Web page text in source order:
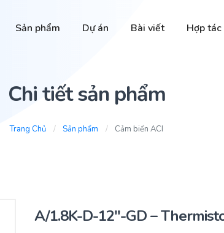
Sản phẩm Dự án Bài viết Hợp tác
Chi tiết sản phẩm
Trang Chủ Sản phẩm Cảm biến ACI
A/1.8K-D-12″-GD –